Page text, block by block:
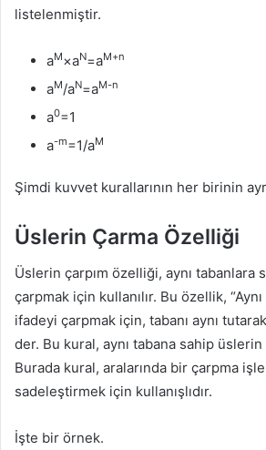
listelenmiştir.
aM×aN=aM+n
aM/aN=aM-n
a0=1
a-m=1/aM
Şimdi kuvvet kurallarının her birinin
Üslerin Çarma Özelliği
Üslerin çarpım özelliği, aynı tabanlara
çarpmak için kullanılır. Bu özellik,
ifadeyi çarpmak için, tabanı aynı
der. Bu kural, aynı tabana sahip
Burada kural, aralarında bir çarpma
sadeleştirmek için kullanışlıdır.
İşte bir örnek.